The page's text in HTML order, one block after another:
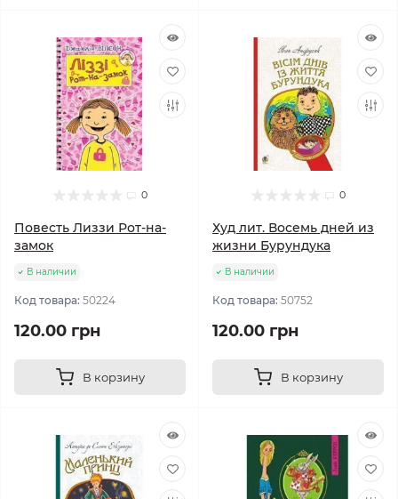
0
Повесть Лиззи Рот-на-
замок
В наличии
Код товара: 50224
120.00 грн
В корзину
0
Худ лит. Восемь дней из
жизни Бурундука
В наличии
Код товара: 50752
120.00 грн
В корзину